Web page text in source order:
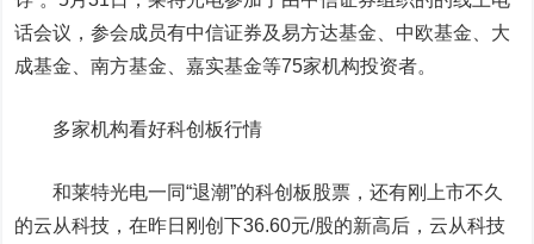
话会议，参会成员有中信证券及易方达基金、中欧基金、大
成基金、南方基金、嘉实基金等75家机构投资者。
多家机构看好科创板行情
和莱特光电一同“退潮”的科创板股票，还有刚上市不久
的云从科技 ，在昨日刚创下36.60元/股的新高后，云从科技